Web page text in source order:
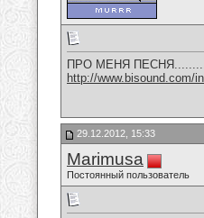
ПРО МЕНЯ
http://www.bisound.com/
29.12.2012, 15:33
Marimusa
Постоянный пользователь